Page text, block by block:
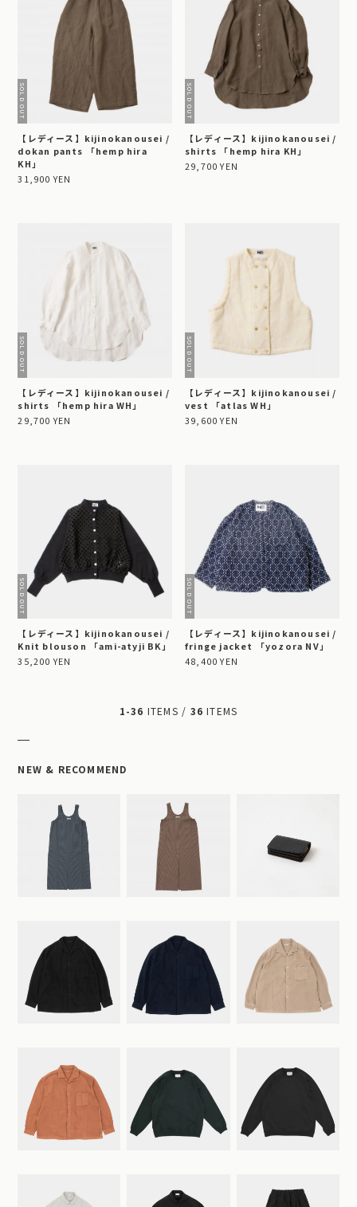
【レディース】kijinokanousei /
dokan pants 「hemp hira
KH」
31,900 YEN
【レディース】kijinokanousei /
shirts 「hemp hira KH」
29,700 YEN
【レディース】kijinokanousei /
shirts 「hemp hira WH」
29,700 YEN
【レディース】kijinokanousei /
vest 「atlas WH」
39,600 YEN
【レディース】kijinokanousei /
Knit blouson 「ami-atyji BK」
35,200 YEN
【レディース】kijinokanousei /
fringe jacket 「yozora NV」
48,400 YEN
1-36 ITEMS / 36 ITEMS
NEW & RECOMMEND